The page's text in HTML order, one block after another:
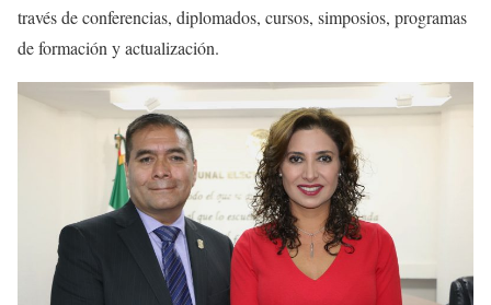
través de conferencias, diplomados, cursos, simposios, programas
de formación y actualización.